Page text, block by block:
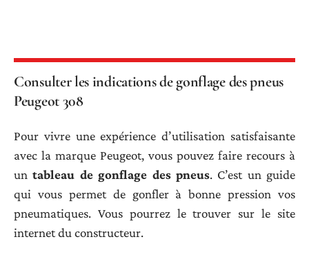
Consulter les indications de gonflage des pneus
Peugeot 308
Pour vivre une expérience d’utilisation satisfaisante
avec la marque Peugeot, vous pouvez faire recours à
untableau de gonflage des pneus. C’est un guide
qui vous permet de gonfler à bonne pression vos
pneumatiques. Vous pourrez le trouver sur le site
internet du constructeur.